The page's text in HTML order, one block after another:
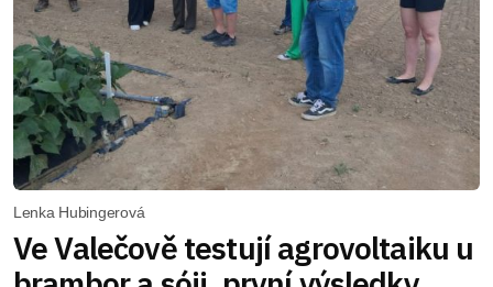
Lenka Hubingerová
Ve Valečově testují agrovoltaiku u